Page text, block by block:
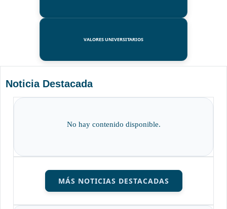
VALORES UNIVERSITARIOS
Noticia Destacada
No hay contenido disponible.
MÁS NOTICIAS DESTACADAS